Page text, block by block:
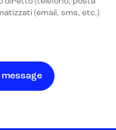
(email, sms, etc.)
message